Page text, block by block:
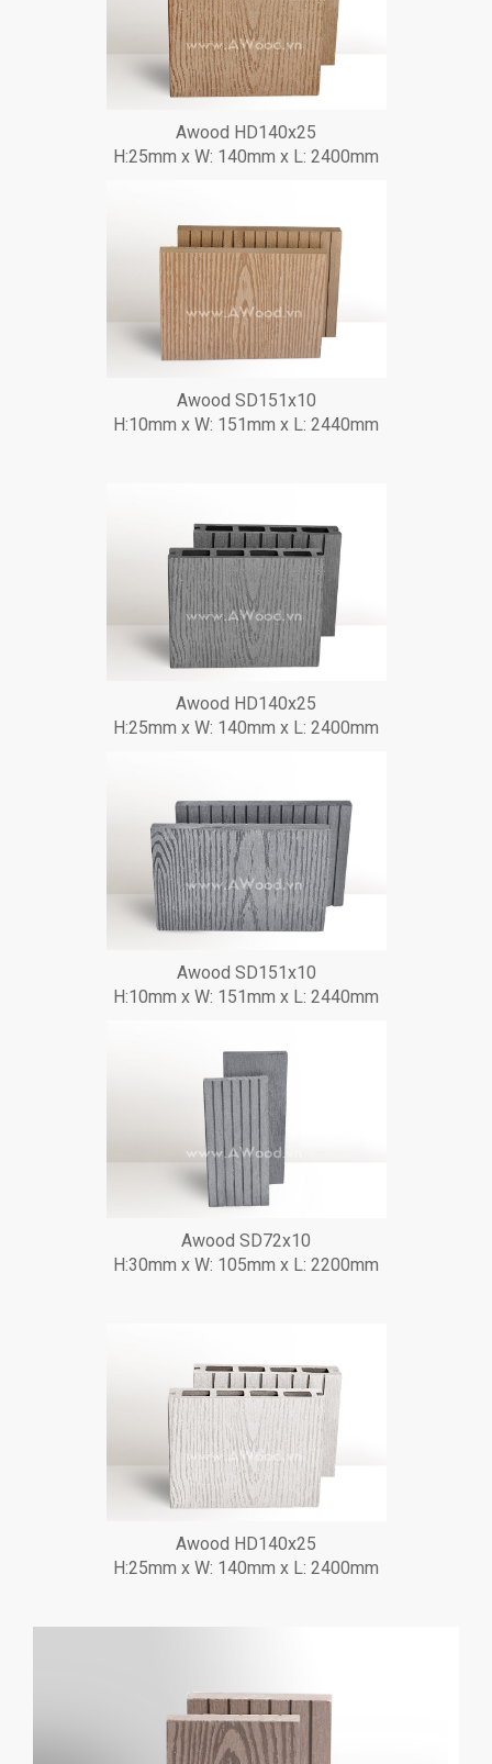
Awood HD140x25
H:25mm x W: 140mm x L: 2400mm
Awood SD151x10
H:10mm x W: 151mm x L: 2440mm
Awood HD140x25
H:25mm x W: 140mm x L: 2400mm
Awood SD151x10
H:10mm x W: 151mm x L: 2440mm
Awood SD72x10
H:30mm x W: 105mm x L: 2200mm
Awood HD140x25
H:25mm x W: 140mm x L: 2400mm